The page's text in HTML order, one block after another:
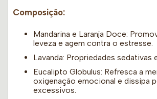
Composição:
Mandarina e Laranja Doce:
leveza e agem contra o estresse.
Lavanda: Propriedades sedativas
Eucalipto Globulus: Refresca a
oxigenação emocional e dissipa
excessivos.